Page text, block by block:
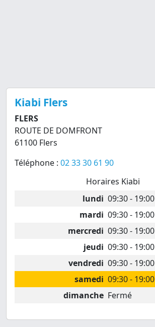
Kiabi Flers
FLERS
ROUTE DE DOMFRONT
61100 Flers
Téléphone : 02 33 30 61 90
Horaires Kiabi
lundi 09:30 - 19:00
mardi 09:30 - 19:00
mercredi 09:30 - 19:00
jeudi 09:30 - 19:00
vendredi 09:30 - 19:00
samedi 09:30 - 19:00
dimanche Fermé